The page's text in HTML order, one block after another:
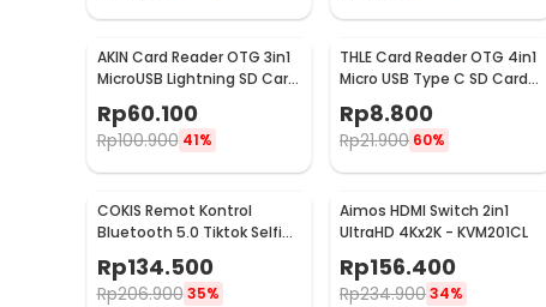
AKIN Card Reader OTG 3in1
MicroUSB Lightning SD Card
MicroSD USB 3.0 - NK303T
Rp60.100
Rp100.900 41%
THLE Card Reader OTG 4in1
Micro USB Type C SD Card
MicroSD USB 3.0 - THR4
Rp8.800
Rp21.900 60%
COKIS Remot Kontrol
Bluetooth 5.0 Tiktok Selfie
Universal iOS Android - D01
Pro
Rp134.500
Rp206.900 35%
Aimos HDMI Switch 2in1
UltraHD 4Kx2K - KVM201CL
Rp156.400
Rp234.90034%